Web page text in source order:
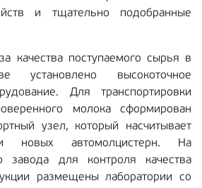
и тщательно подобранные
качества поступаемого сырья в
установлено высокоточное
Для транспортировки
молока сформирован
узел, который насчитывает
новых автомолцистерн. На
завода для контроля качества
размещены лаборатории со